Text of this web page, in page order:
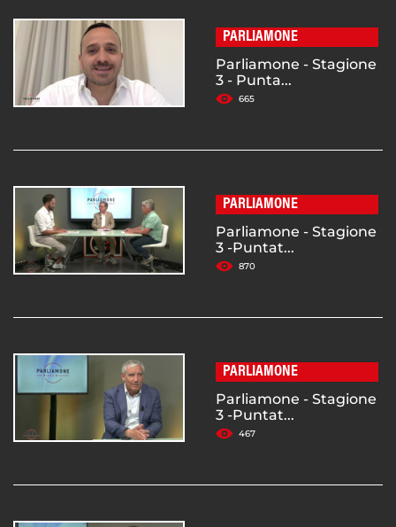
PARLIAMONE
Parliamone - Stagione
3 - Punta...
665
PARLIAMONE
Parliamone - Stagione
3 -Puntat...
870
PARLIAMONE
Parliamone - Stagione
3 -Puntat...
467